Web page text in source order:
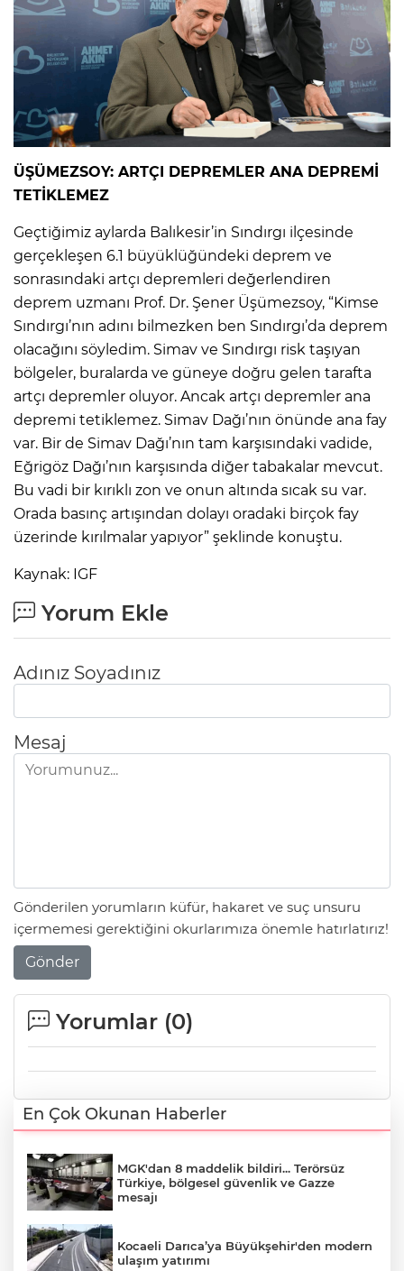
ÜŞÜMEZSOY: ARTÇI DEPREMLER ANA DEPREMİ
TETİKLEMEZ
Geçtiğimiz aylarda Balıkesir’in Sındırgı ilçesinde
gerçekleşen 6.1 büyüklüğündeki deprem ve
sonrasındaki artçı depremleri değerlendiren
deprem uzmanı Prof. Dr. Şener Üşümezsoy, “Kimse
Sındırgı’nın adını bilmezken ben Sındırgı’da deprem
olacağını söyledim. Simav ve Sındırgı risk taşıyan
bölgeler, buralarda ve güneye doğru gelen tarafta
artçı depremler oluyor. Ancak artçı depremler ana
depremi tetiklemez. Simav Dağı’nın önünde ana fay
var. Bir de Simav Dağı’nın tam karşısındaki vadide,
Eğrigöz Dağı’nın karşısında diğer tabakalar mevcut.
Bu vadi bir kırıklı zon ve onun altında sıcak su var.
Orada basınç artışından dolayı oradaki birçok fay
üzerinde kırılmalar yapıyor” şeklinde konuştu.
Kaynak: IGF
Yorum Ekle
Adınız Soyadınız
Mesaj
Gönderilen yorumların küfür, hakaret ve suç unsuru
içermemesi gerektiğini okurlarımıza önemle hatırlatırız!
Gönder
Yorumlar (0)
En Çok Okunan Haberler
MGK'dan 8 maddelik bildiri... Terörsüz
Türkiye, bölgesel güvenlik ve Gazze
mesajı
Kocaeli Darıca’ya Büyükşehir'den modern
ulaşım yatırımı